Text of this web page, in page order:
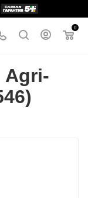
0
Agri-